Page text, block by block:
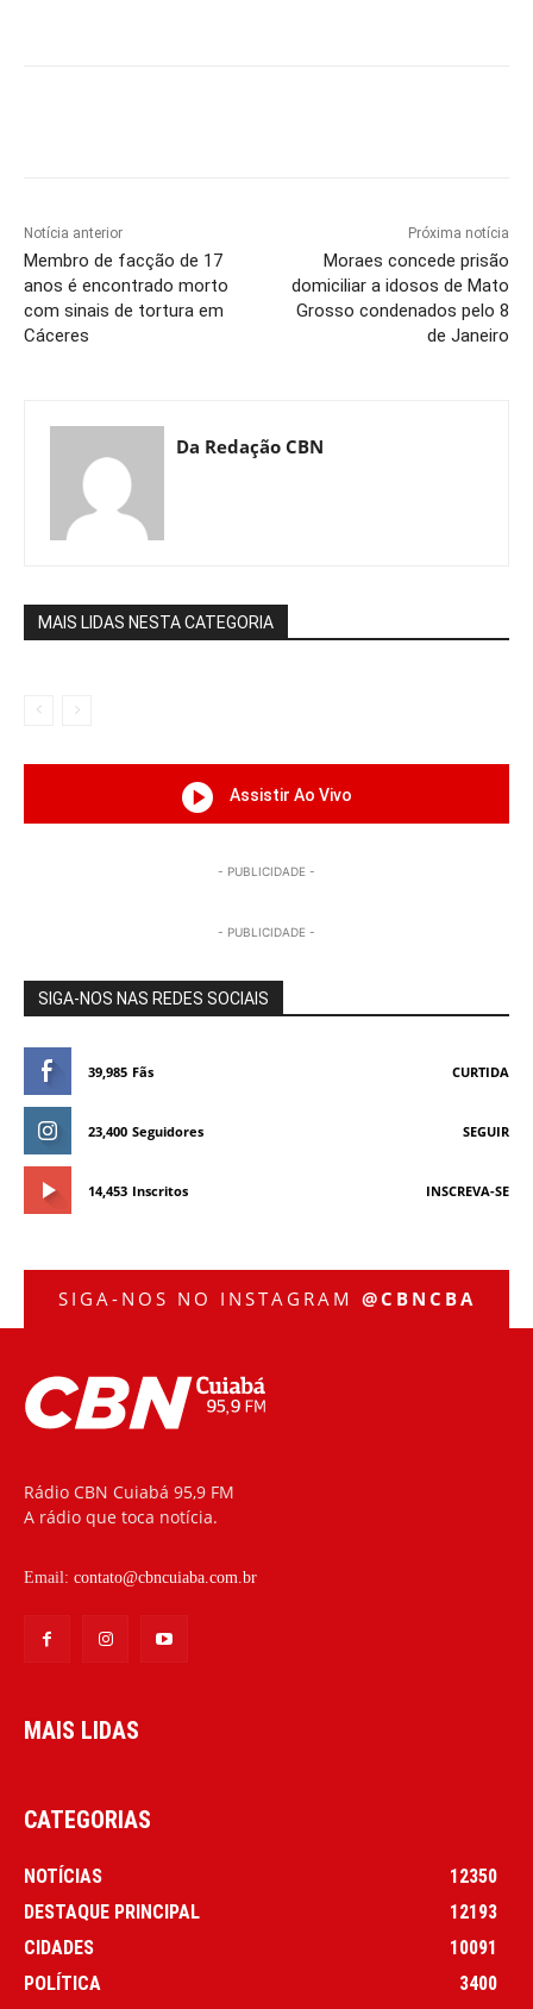
Notícia anterior
Membro de facção de 17
anos é encontrado morto
com sinais de tortura em
Cáceres
Próxima notícia
Moraes concede prisão
domiciliar a idosos de Mato
Grosso condenados pelo 8
de Janeiro
Da Redação CBN
MAIS LIDAS NESTA CATEGORIA
Assistir Ao Vivo
- PUBLICIDADE -
- PUBLICIDADE -
SIGA-NOS NAS REDES SOCIAIS
39,985 Fãs CURTIDA
23,400 Seguidores SEGUIR
14,453 Inscritos INSCREVA-SE
SIGA-NOS NO INSTAGRAM @CBNCBA
Rádio CBN Cuiabá 95,9 FM
A rádio que toca notícia.
Email: contato@cbncuiaba.com.br
MAIS LIDAS
CATEGORIAS
NOTÍCIAS
12350
DESTAQUE PRINCIPAL
12193
CIDADES
10091
POLÍTICA
3400